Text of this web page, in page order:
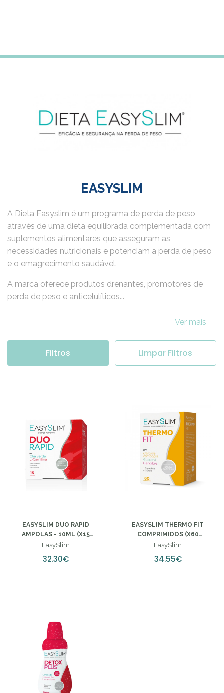
EASYSLIM
A Dieta Easyslim é um programa de perda de peso
através de uma dieta equilibrada complementada com
suplementos alimentares que asseguram as
necessidades nutricionais e potenciam a perda de peso
e o emagrecimento saudável.
A marca oferece produtos drenantes, promotores de
perda de peso e anticelulíticos...
Ver mais
Filtros Limpar Filtros
EASYSLIM DUO RAPID
AMPOLAS - 10ML (X15
UNIDADES)
EasySlim
32.30€
EASYSLIM THERMO FIT
COMPRIMIDOS (X60
UNIDADES)
EasySlim
34.55€